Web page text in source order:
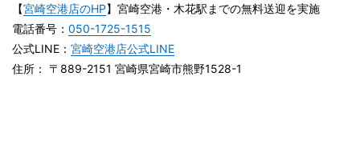
【宮崎空港店のHP】宮崎空港・木花駅までの無料送迎を実施
電話番号： 050-1725-1515
公式LINE： 宮崎空港店公式LINE
住所： 〒889-2151 宮崎県宮崎市熊野1528-1